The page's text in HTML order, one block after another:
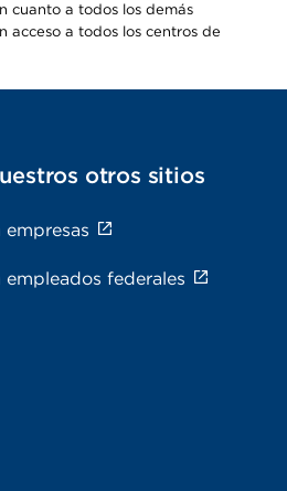
cuanto a todos los demás
acceso a todos los centros de
otros sitios
empresas
empleados federales